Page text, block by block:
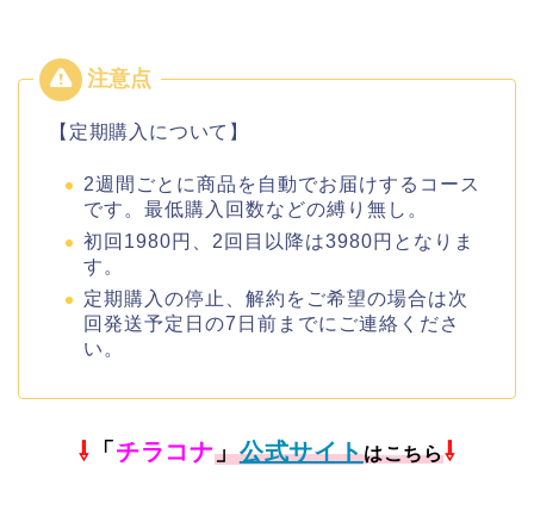
【定期購入について】
2週間ごとに商品を自動でお届けするコース
です。最低購入回数などの縛り無し。
初回1980円、2回目以降は3980円となりま
す。
定期購入の停止、解約をご希望の場合は次
回発送予定日の7日前までにご連絡くださ
い。
⇩ 「チラコナ」公式サイトはこちら⇩